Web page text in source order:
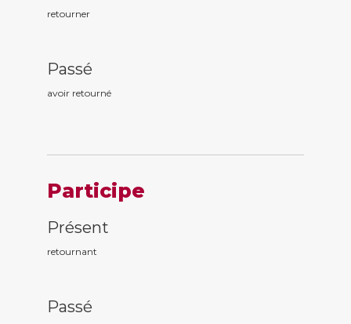
retourner
Passé
avoir retourné
Participe
Présent
retournant
Passé